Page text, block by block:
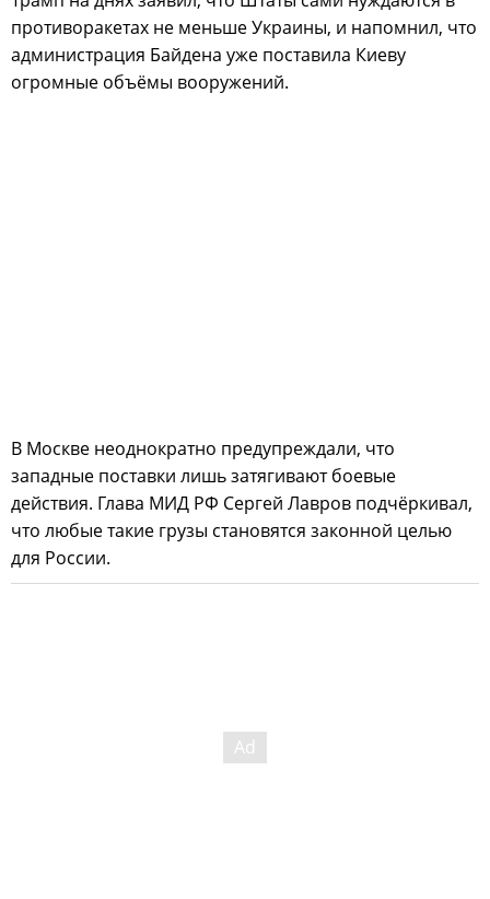
противоракетах не меньше Украины, и напомнил, что
администрация Байдена уже поставила Киеву
огромные объёмы вооружений.
В Москве неоднократно предупреждали, что
западные поставки лишь затягивают боевые
действия. Глава МИД РФ Сергей Лавров подчёркивал,
что любые такие грузы становятся законной целью
для России.